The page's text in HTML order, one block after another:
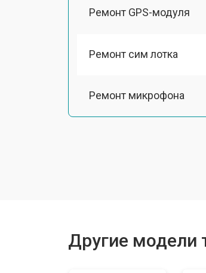
Ремонт GPS-модуля
Ремонт сим лотка
Ремонт микрофона
Другие модели